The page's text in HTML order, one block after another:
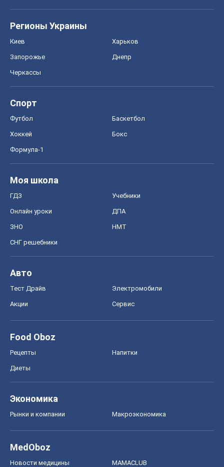
Регионы Украины
Киев Харьков
Запорожье Днепр
Черкассы
Спорт
Футбол Баскетбол
Хоккей Бокс
Формула-1
Моя школа
ГДЗ Учебники
Онлайн уроки ДПА
ЗНО НМТ
СНГ решебники
Авто
Тест Драйв Электромобили
Акции Сервис
Food Oboz
Рецепты Напитки
Диеты
Экономика
Рынки и компании Mакроэкономика
MedOboz
Новости медицины MAMACLUB